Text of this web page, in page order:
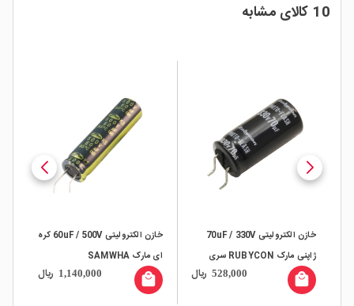
10 کالای مشابه
خازن الکترولیتی 70uF / 330V
ژاپنی مارک RUBYCON سری
PHOTO-FLASH
528,000 ریال local_mall
خازن الکترولیتی 60uF / 500V کره
ای مارک SAMWHA
1,140,000 ریال local_mall